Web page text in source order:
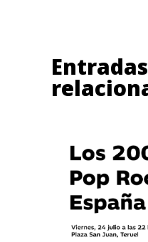
Entradas